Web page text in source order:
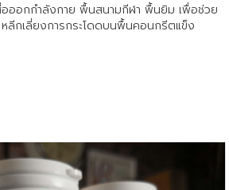
ออกกำลังกาย พื้นสนามกีฬา พื้นยิม เพื่อช่วย
ลีกเลี่ยงการกระโดดบนพื้นคอนกรีตแข็ง